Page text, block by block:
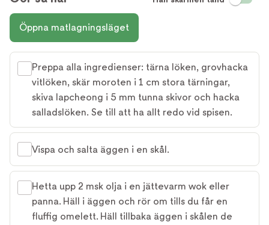
Öppna matlagningsläget
Preppa alla ingredienser: tärna löken, grovhacka
vitlöken, skär moroten i 1 cm stora tärningar,
skiva lapcheong i 5 mm tunna skivor och hacka
salladslöken. Se till att ha allt redo vid spisen.
Vispa och salta äggen i en skål.
Hetta upp 2 msk olja i en jättevarm wok eller
panna. Häll i äggen och rör om tills du får en
fluffig omelett. Häll tillbaka äggen i skålen de